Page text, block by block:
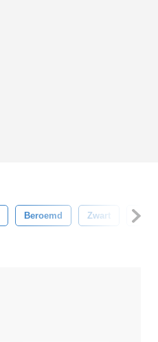
Beroemd Zwart Auto